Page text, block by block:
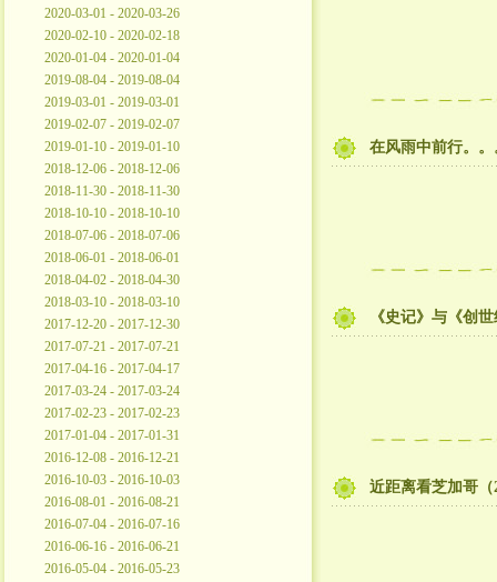
2020-03-01 - 2020-03-26
2020-02-10 - 2020-02-18
2020-01-04 - 2020-01-04
2019-08-04 - 2019-08-04
2019-03-01 - 2019-03-01
2019-02-07 - 2019-02-07
2019-01-10 - 2019-01-10
2018-12-06 - 2018-12-06
2018-11-30 - 2018-11-30
2018-10-10 - 2018-10-10
2018-07-06 - 2018-07-06
2018-06-01 - 2018-06-01
2018-04-02 - 2018-04-30
2018-03-10 - 2018-03-10
2017-12-20 - 2017-12-30
2017-07-21 - 2017-07-21
2017-04-16 - 2017-04-17
2017-03-24 - 2017-03-24
2017-02-23 - 2017-02-23
2017-01-04 - 2017-01-31
2016-12-08 - 2016-12-21
2016-10-03 - 2016-10-03
2016-08-01 - 2016-08-21
2016-07-04 - 2016-07-16
2016-06-16 - 2016-06-21
2016-05-04 - 2016-05-23
在风雨中前行。。
《史记》与《创
近距离看芝加哥